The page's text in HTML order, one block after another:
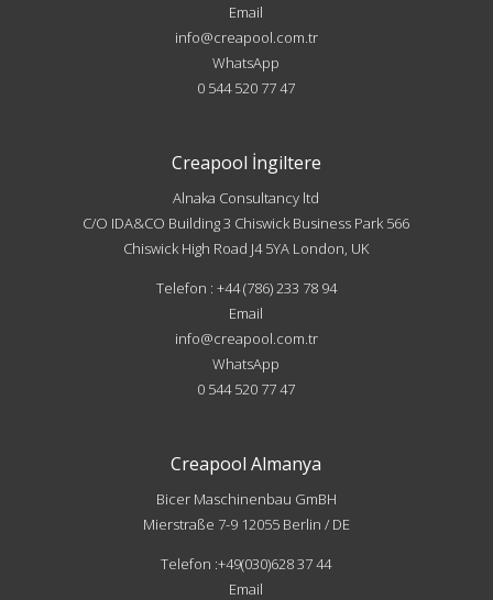
Email
info@creapool.com.tr
WhatsApp
0 544 520 77 47
Creapool İngiltere
Alnaka Consultancy ltd
C/O IDA&CO Building 3 Chiswick Business Park 566
Chiswick High Road J4 5YA London, UK
Telefon : +44 (786) 233 78 94
Email
info@creapool.com.tr
WhatsApp
0 544 520 77 47
Creapool Almanya
Bicer Maschinenbau GmBH
Mierstraße 7-9 12055 Berlin / DE
Telefon :+49(030)628 37 44
Email